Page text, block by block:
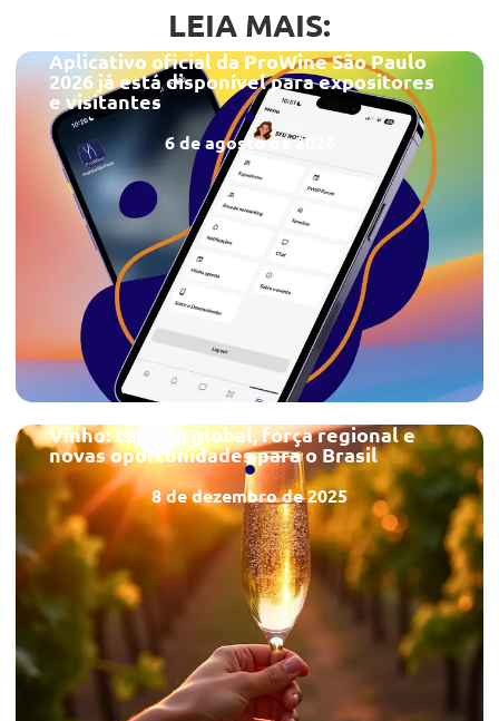
LEIA MAIS:
Aplicativo oficial da ProWine São Paulo
2026 já está disponível para expositores
e visitantes
6 de agosto de 2026
Vinho: cenário global, força regional e
novas oportunidades para o Brasil
8 de dezembro de 2025